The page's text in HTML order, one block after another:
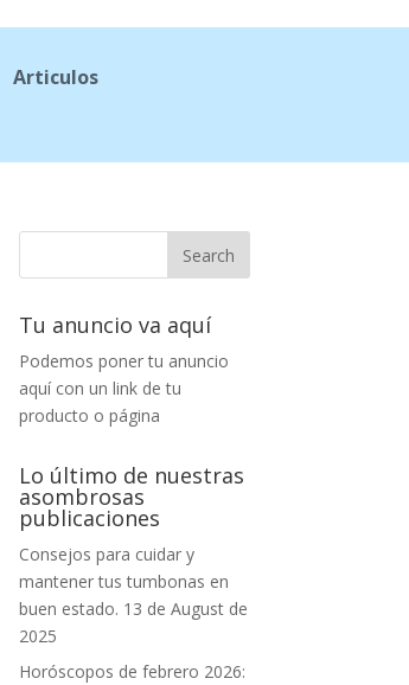
Articulos
Tu anuncio va aquí
Podemos poner tu anuncio
aquí con un link de tu
producto o página
Lo último de nuestras
asombrosas
publicaciones
Consejos para cuidar y
mantener tus tumbonas en
buen estado. 13 de August de
2025
Horóscopos de febrero 2026: